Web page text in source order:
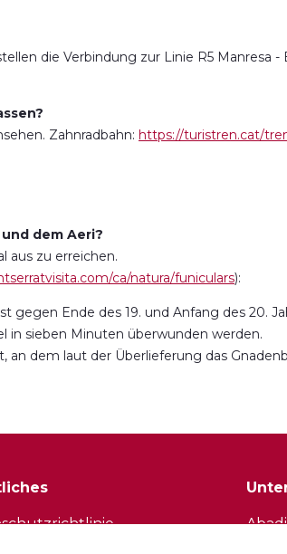
die Verbindung zur Linie R5 Manresa -
Zahnradbahn: https://turistren.cat/
dem Aeri?
aus zu erreichen.
ca/natura/funiculars):
gegen Ende des 19. und Anfang des 20.
in sieben Minuten überwunden werden.
an dem laut der Überlieferung das